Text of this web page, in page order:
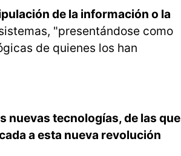
de la información o la
"presentándose como
de quienes los han
nuevas tecnologías, de las que
a esta nueva revolución